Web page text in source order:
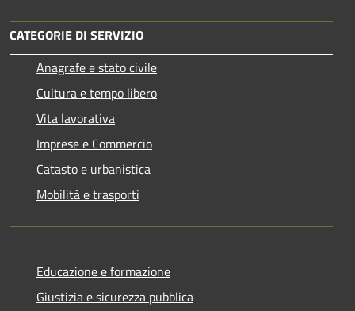
CATEGORIE DI SERVIZIO
Anagrafe e stato civile
Cultura e tempo libero
Vita lavorativa
Imprese e Commercio
Catasto e urbanistica
Mobilità e trasporti
Educazione e formazione
Giustizia e sicurezza pubblica